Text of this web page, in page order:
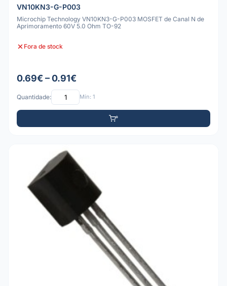
VN10KN3-G-P003
Microchip Technology VN10KN3-G-P003 MOSFET de Canal N de
Aprimoramento 60V 5.0 Ohm TO-92
Fora de stock
0.69€ – 0.91€
Quantidade: Mín: 1